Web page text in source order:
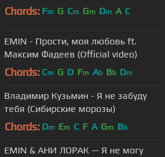
Chords: Fm G Cm Gm Dm A C
EMIN - Прости, моя любовь ft.
Максим Фадеев (Official video)
Chords: Cm G D Fm Ab Bb Dm
Владимир Кузьмин - Я не забуду
тебя (Сибирские морозы)
Chords: Dm Em C F A Gm Bb
EMIN & АНИ ЛОРАК — Я не могу